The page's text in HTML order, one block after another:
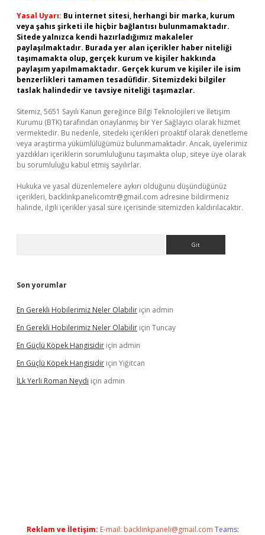
Yasal Uyarı: Bu internet sitesi, herhangi bir marka, kurum
veya şahıs şirketi ile hiçbir bağlantısı bulunmamaktadır.
Sitede yalnızca kendi hazırladığımız makaleler
paylaşılmaktadır. Burada yer alan içerikler haber niteliği
taşımamakta olup, gerçek kurum ve kişiler hakkında
paylaşım yapılmamaktadır. Gerçek kurum ve kişiler ile isim
benzerlikleri tamamen tesadüfidir. Sitemizdeki bilgiler
taslak halindedir ve tavsiye niteliği taşımazlar.
Sitemiz, 5651 Sayılı Kanun gereğince Bilgi Teknolojileri ve İletişim
Kurumu (BTK) tarafından onaylanmış bir Yer Sağlayıcı olarak hizmet
vermektedir. Bu nedenle, sitedeki içerikleri proaktif olarak denetleme
veya araştırma yükümlülüğümüz bulunmamaktadır. Ancak, üyelerimiz
yazdıkları içeriklerin sorumluluğunu taşımakta olup, siteye üye olarak
bu sorumluluğu kabul etmiş sayılırlar.
Hukuka ve yasal düzenlemelere aykırı olduğunu düşündüğünüz
içerikleri, backlinkpanelicomtr@gmail.com adresine bildirmeniz
halinde, ilgili içerikler yasal süre içerisinde sitemizden kaldırılacaktır.
Son yorumlar
En Gerekli Hobilerimiz Neler Olabilir için admin
En Gerekli Hobilerimiz Neler Olabilir için Tuncay
En Güçlü Köpek Hangisidir için admin
En Güçlü Köpek Hangisidir için Yiğitcan
İLk Yerli Roman Neydi için admin
Reklam ve İletişim: E-mail: backlinkpaneli@gmail.com Teams: